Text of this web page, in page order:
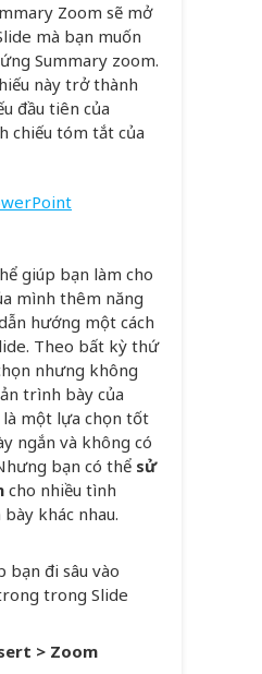
Zoom sẽ mở
mà bạn muốn
Summary zoom.
này trở thành
đầu tiên của
chiếu tóm tắt của
giúp bạn làm cho
mình thêm năng
hướng một cách
Theo bất kỳ thứ
nhưng không
trình bày của
là một lựa chọn tốt
ngắn và không có
bạn có thể sử
cho nhiều tình
khác nhau.
bạn đi sâu vào
trong Slide
> Zoom